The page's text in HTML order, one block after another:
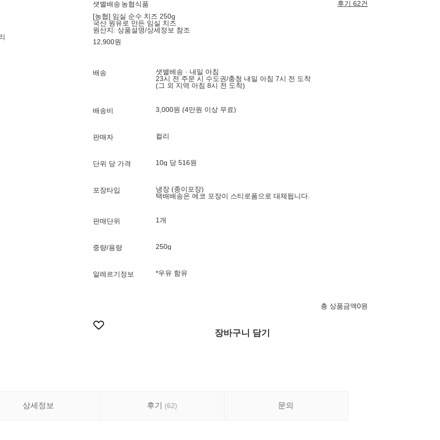
샛별배송 농협식품
후기 62건
[농협] 임실 순수 치즈 250g
국산 원유로 만든 임실 치즈
원산지: 상품설명/상세정보 참조
12,900원
배송
샛별배송 · 내일 아침
23시 전 주문 시 수도권/충청 내일 아침 7시 전 도착
(그 외 지역 아침 8시 전 도착)
배송비 3,000원 (4만원 이상 무료)
판매자 컬리
단위 당 가격 10g 당 516원
포장타입
냉장 (종이포장)
택배배송은 에코 포장이 스티로폼으로 대체됩니다.
판매단위 1개
중량/용량 250g
알레르기정보 *우유 함유
총 상품금액0원
장바구니 담기
상세정보 후기 (62) 문의